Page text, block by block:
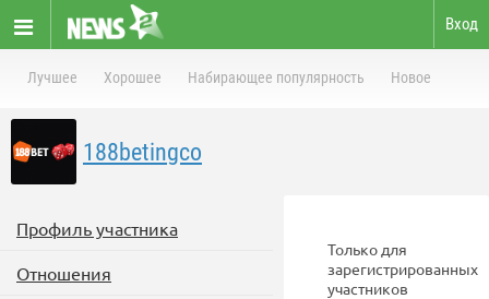
Вход
Лучшее Хорошее Набирающее популярность Новое
188betingco
Профиль участника
Отношения
Только для
зарегистрированных
участников